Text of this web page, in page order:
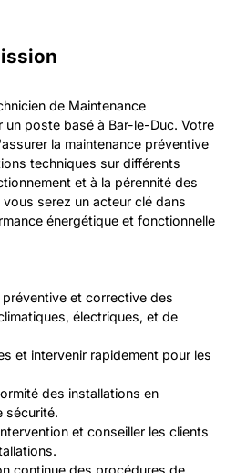
de Maintenance
un poste basé à Bar-le-Duc. Votre
la maintenance préventive
techniques sur différents
et à la pérennité des
serez un acteur clé dans
énergétique et fonctionnelle
préventive et corrective des
électriques, et de
et intervenir rapidement pour les
des installations en
sécurité.
et conseiller les clients
continue des procédures de